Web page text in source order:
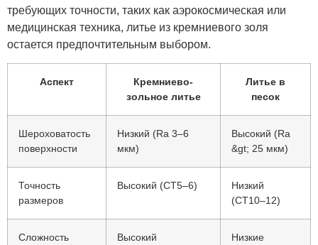
требующих точности, таких как аэрокосмическая или
медицинская техника, литье из кремниевого золя
остается предпочтительным выбором.
Аспект
Кремниево-
зольное литье
Литье в
песок
Шероховатость
поверхности
Низкий (Ra 3–6
мкм)
Высокий (Ra
&gt; 25 мкм)
Точность
размеров
Высокий (CT5–6)
Низкий
(CT10–12)
Сложность
Высокий
Низкие